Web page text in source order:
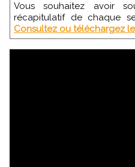
Vous souhaitez avoir
récapitulatif de chaque
Consultez ou téléchargez